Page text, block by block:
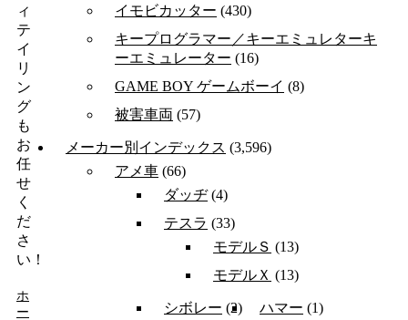
ィ
テ
イ
リ
ン
グ
も
お
任
せ
く
だ
さ
い！
ホ
ー
イモビカッター (430)
キープログラマー／キーエミュレターキ
ーエミュレーター (16)
GAME BOY ゲームボーイ (8)
被害車両 (57)
メーカー別インデックス (3,596)
アメ車 (66)
ダッヂ(4)
テスラ (33)
モデルＳ (13)
モデルＸ (13)
シボレー (2) ハマー (1)